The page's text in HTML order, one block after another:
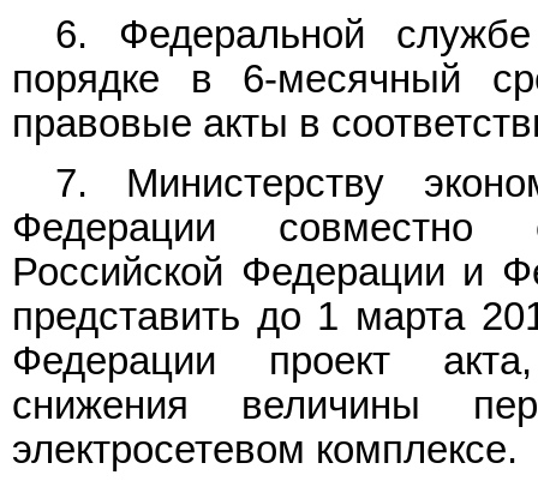
6. Федеральной
порядке в 6-месячный
правовые акты в
7. Министерству
Федерации совместно
Российской Федерации и
представить до 1 марта
Федерации проект
снижения величины
электросетевом комплексе.